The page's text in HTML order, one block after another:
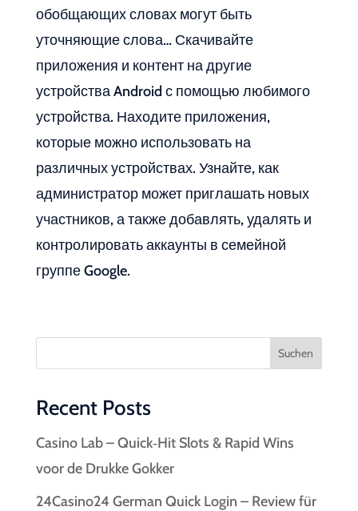
обобщающих словах могут быть
уточняющие слова… Скачивайте
приложения и контент на другие
устройства Android с помощью любимого
устройства. Находите приложения,
которые можно использовать на
различных устройствах. Узнайте, как
администратор может приглашать новых
участников, а также добавлять, удалять и
контролировать аккаунты в семейной
группе Google.
Suchen
Recent Posts
Casino Lab – Quick‑Hit Slots & Rapid Wins
voor de Drukke Gokker
24Casino24 German Quick Login – Review für